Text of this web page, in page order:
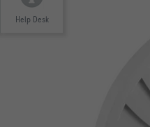
Help Desk